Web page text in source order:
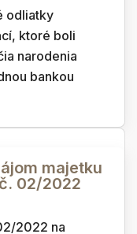
odliatky
ktoré boli
narodenia
bankou
majetku
02/2022
2022 na